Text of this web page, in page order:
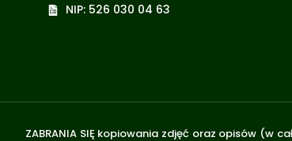
NIP: 526 030 04 63
ZABRANIA SIĘ kopiowania zdjęć oraz opisów (w